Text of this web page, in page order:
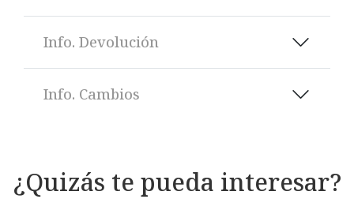
Info. Devolución
Info. Cambios
¿Quizás te pueda interesar?